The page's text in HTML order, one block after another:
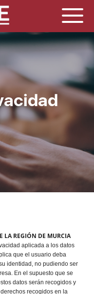
LA REGIÓN DE MURCIA
aplicada a los datos
que el usuario deba
identidad, no pudiendo ser
En el supuesto que se
datos serán recogidos y
recogidos en la